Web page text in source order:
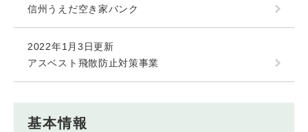
信州うえだ空き家バンク
2022年1月3日更新
アスベスト飛散防止対策事業
基本情報